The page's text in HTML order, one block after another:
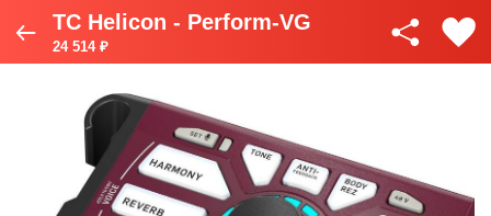
TC Helicon - Perform-VG
24 514 ₽